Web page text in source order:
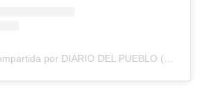
Una publicación compartida por DIARIO DEL PUEBLO (@diariodlpueblo)